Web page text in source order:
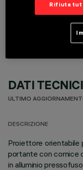
DATI TECNICI
ULTIMO
DESCRIZIONE
Proiettore orientabile
portante con cornice
in alluminio
Rifiuta